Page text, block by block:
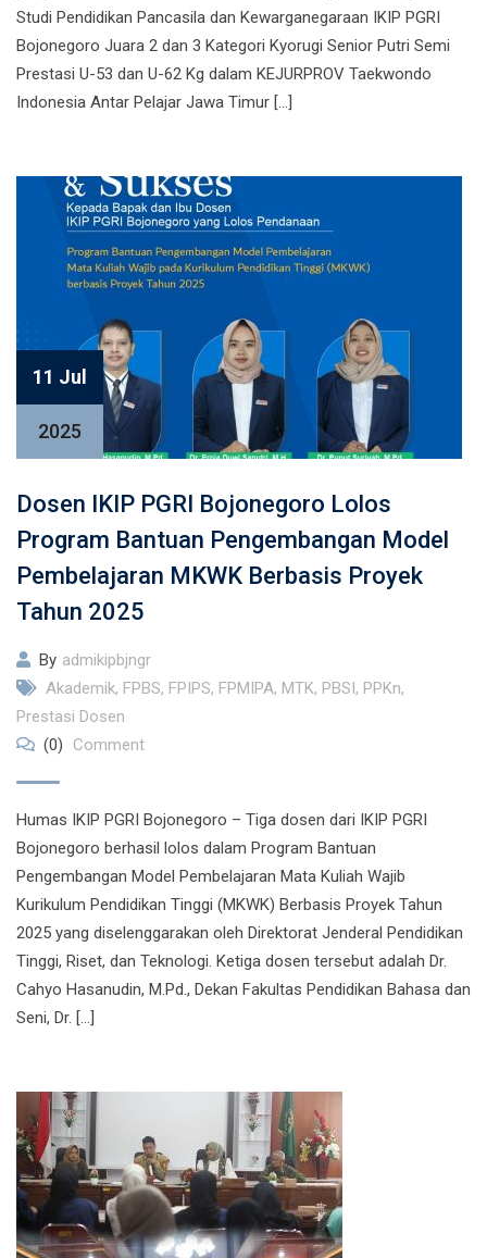
Studi Pendidikan Pancasila dan Kewarganegaraan IKIP PGRI
Bojonegoro Juara 2 dan 3 Kategori Kyorugi Senior Putri Semi
Prestasi U-53 dan U-62 Kg dalam KEJURPROV Taekwondo
Indonesia Antar Pelajar Jawa Timur […]
11 Jul
2025
Dosen IKIP PGRI Bojonegoro Lolos
Program Bantuan Pengembangan Model
Pembelajaran MKWK Berbasis Proyek
Tahun 2025
By admikipbjngr
Akademik, FPBS, FPIPS, FPMIPA, MTK, PBSI, PPKn,
Prestasi Dosen
(0)
Comment
Humas IKIP PGRI Bojonegoro – Tiga dosen dari IKIP PGRI
Bojonegoro berhasil lolos dalam Program Bantuan
Pengembangan Model Pembelajaran Mata Kuliah Wajib
Kurikulum Pendidikan Tinggi (MKWK) Berbasis Proyek Tahun
2025 yang diselenggarakan oleh Direktorat Jenderal Pendidikan
Tinggi, Riset, dan Teknologi. Ketiga dosen tersebut adalah Dr.
Cahyo Hasanudin, M.Pd., Dekan Fakultas Pendidikan Bahasa dan
Seni, Dr. […]